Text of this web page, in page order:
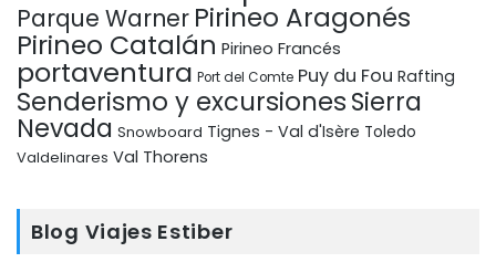
Parque Warner Pirineo Aragonés
Pirineo Catalán Pirineo Francés
portaventura Port del Comte Puy du Fou Rafting
Senderismo y excursionesSierra
Nevada Snowboard Tignes - Val d'Isère Toledo
Valdelinares Val Thorens
Blog Viajes Estiber